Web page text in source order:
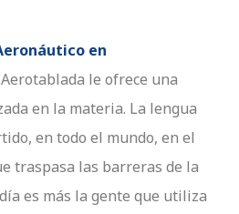
en
le ofrece una
en la materia. La lengua
en todo el mundo, en el
traspasa las barreras de la
es más la gente que utiliza